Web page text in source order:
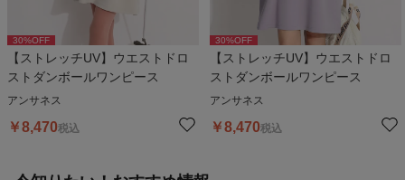
30%OFF
【ストレッチUV】ウエストドロ
ストダンボールワンピース
アンサネス
￥8,470税込
30%OFF
【ストレッチUV】ウエストドロ
ストダンボールワンピース
アンサネス
￥8,470税込